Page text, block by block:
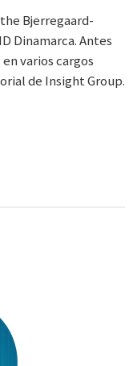
Bjerregaard-
Dinamarca. Antes
varios cargos
de Insight Group.